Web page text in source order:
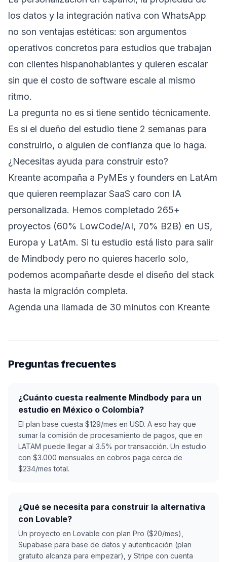
los datos y la integración nativa con WhatsApp
no son ventajas estéticas: son argumentos
operativos concretos para estudios que trabajan
con clientes hispanohablantes y quieren escalar
sin que el costo de software escale al mismo
ritmo.
La pregunta no es si tiene sentido técnicamente.
Es si el dueño del estudio tiene 2 semanas para
construirlo, o alguien de confianza que lo haga.
¿Necesitas ayuda para construir esto?
Kreante acompaña a PyMEs y founders en LatAm
que quieren reemplazar SaaS caro con IA
personalizada. Hemos completado 265+
proyectos (60% LowCode/AI, 70% B2B) en US,
Europa y LatAm. Si tu estudio está listo para salir
de Mindbody pero no quieres hacerlo solo,
podemos acompañarte desde el diseño del stack
hasta la migración completa.
Agenda una llamada de 30 minutos con Kreante
Preguntas frecuentes
¿Cuánto cuesta realmente Mindbody para un
estudio en México o Colombia?
El plan base cuesta $129/mes en USD. A eso hay que
sumar la comisión de procesamiento de pagos, que en
LATAM puede llegar al 3.5% por transacción. Un estudio
con $3.000 mensuales en cobros paga cerca de
$234/mes total.
¿Qué se necesita para construir la alternativa
con Lovable?
Un proyecto en Lovable con plan Pro ($20/mes),
Supabase para base de datos y autenticación (plan
gratuito alcanza para empezar), y Stripe con cuenta